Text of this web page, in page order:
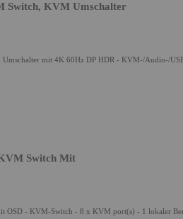
Switch, KVM Umschalter
mit 4K 60Hz DP HDR - KVM-/Audio-/
Switch Mit
OSD - KVM-Switch - 8 x KVM port(s) - 1 lokaler